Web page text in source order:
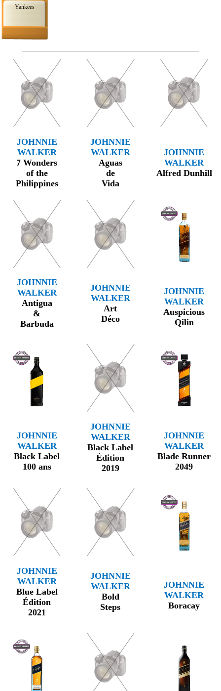
Yankees
JOHNNIE
WALKER
7 Wonders
of the
Philippines
JOHNNIE
WALKER
Aguas
de
Vida
JOHNNIE
WALKER
Alfred Dunhill
JOHNNIE
WALKER
Antigua
&
Barbuda
JOHNNIE
WALKER
Art
Déco
JOHNNIE
WALKER
Auspicious
Qilin
JOHNNIE
WALKER
Black Label
100 ans
JOHNNIE
WALKER
Black Label
Édition
2019
JOHNNIE
WALKER
Blade Runner
2049
JOHNNIE
WALKER
Blue Label
Édition
2021
JOHNNIE
WALKER
Bold
Steps
JOHNNIE
WALKER
Boracay